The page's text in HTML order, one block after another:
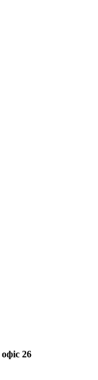
26